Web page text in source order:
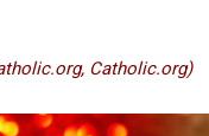
Catholic.org)